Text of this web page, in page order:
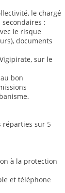
le chargé
:
le risque
documents
sur le
bon
réparties sur 5
à la protection
et téléphone